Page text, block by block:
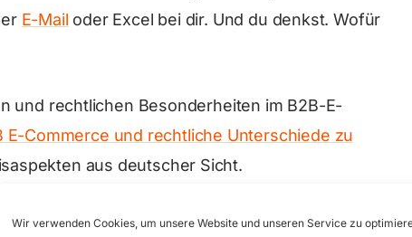
Wir verwenden Cookies, um unsere Website und unseren Service zu
E-Mail oder Excel bei dir. Und du denkst. Wofür
und rechtlichen Besonderheiten im B2B-E-
E-Commerce und rechtliche Unterschiede zu
aus deutscher Sicht.